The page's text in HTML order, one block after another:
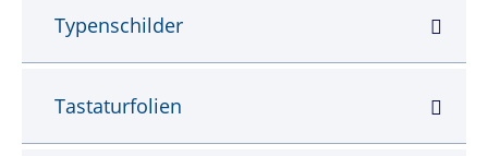
Typenschilder
Tastaturfolien